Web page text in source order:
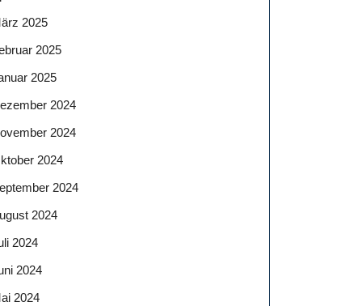
2025
2025
2025
2024
2024
2024
2024
2024
2024
2024
2024